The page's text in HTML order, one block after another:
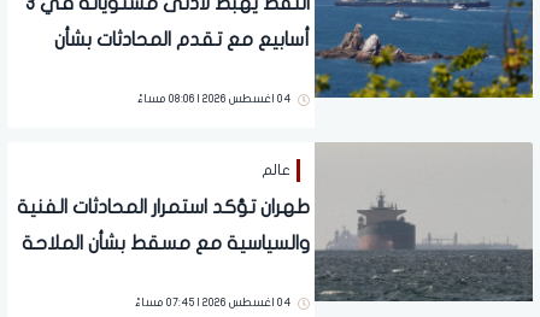
أسابيع مع تقدم المحادثات بشأن
04 اغسطس 2026 | 08:06 مساءً
عالم
طهران تؤكد استمرار المحادثات الفنية
والسياسية مع مسقط بشأن الملاحة
04 اغسطس 2026 | 07:45 مساءً